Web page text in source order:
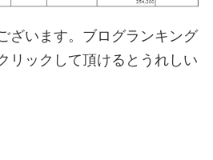
ざいます。ブログランキング
リックして頂けるとうれしい